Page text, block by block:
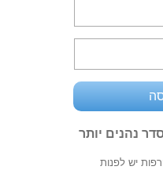
נהנים יותר
יש לפנות